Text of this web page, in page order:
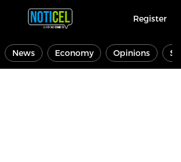
Register
News Economy Opinions